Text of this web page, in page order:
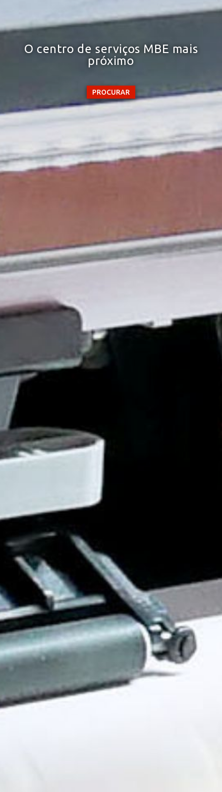
O centro de serviços MBE mais
próximo
PROCURAR
Seleccione o país
Americas
Central Asia
ROW
×
Centro de
Soluções MBE
Introduza o código postal ou a localidade
PROCURAR
Procura uma alternativa?
PESQUISE ENTRE OS CENTROS EM
PORTUGAL
abrir um Centro MBE
cidade